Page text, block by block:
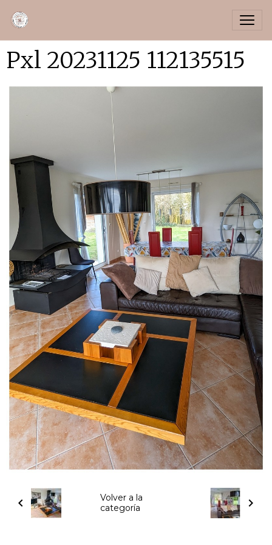
Pxl 20231125 112135515
Volver a la
categoría